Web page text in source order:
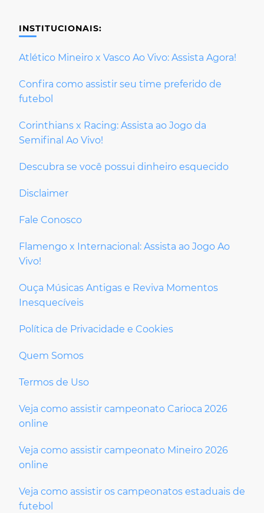
INSTITUCIONAIS:
Atlético Mineiro x Vasco Ao Vivo: Assista Agora!
Confira como assistir seu time preferido de
futebol
Corinthians x Racing: Assista ao Jogo da
Semifinal Ao Vivo!
Descubra se você possui dinheiro esquecido
Disclaimer
Fale Conosco
Flamengo x Internacional: Assista ao Jogo Ao
Vivo!
Ouça Músicas Antigas e Reviva Momentos
Inesquecíveis
Política de Privacidade e Cookies
Quem Somos
Termos de Uso
Veja como assistir campeonato Carioca 2026
online
Veja como assistir campeonato Mineiro 2026
online
Veja como assistir os campeonatos estaduais de
futebol